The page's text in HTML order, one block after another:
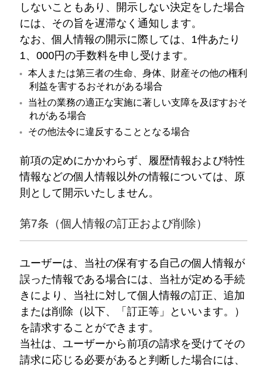
しないこともあり、開示しない決定をした場合
には、その旨を遅滞なく通知します。
なお、個人情報の開示に際しては、1件あたり
1、000円の手数料を申し受けます。
本人または第三者の生命、身体、財産その他の権利
利益を害するおそれがある場合
当社の業務の適正な実施に著しい支障を及ぼすおそ
れがある場合
その他法令に違反することとなる場合
前項の定めにかかわらず、履歴情報および特性
情報などの個人情報以外の情報については、原
則として開示いたしません。
第7条（個人情報の訂正および削除）
ユーザーは、当社の保有する自己の個人情報が
誤った情報である場合には、当社が定める手続
きにより、当社に対して個人情報の訂正、追加
または削除（以下、「訂正等」といいます。）
を請求することができます。
当社は、ユーザーから前項の請求を受けてその
請求に応じる必要があると判断した場合には、